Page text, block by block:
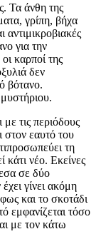
Τα άνθη της
γρίπη, βήχα
αντιμικροβιακές
για την
καρποί της
δεν
βότανο.
τις περιόδους
στον εαυτό του
τη
κάτι νέο. Εκείνες
σε δύο
γίνει ακόμη
και το σκοτάδι
εμφανίζεται τόσο
με τον κάτω